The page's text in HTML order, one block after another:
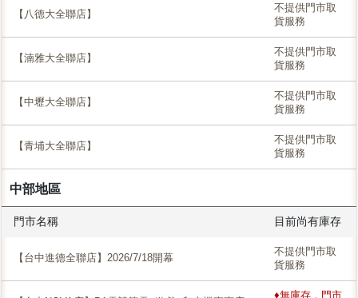
【八德大全聯店】
不提供門市取
貨服務
【湳雅大全聯店】
不提供門市取
貨服務
【中壢大全聯店】
不提供門市取
貨服務
【青埔大全聯店】
不提供門市取
貨服務
中部地區
門市名稱 目前尚有庫存
【台中進德全聯店】2026/7/18開幕
不提供門市取
貨服務
♦無庫存，門市